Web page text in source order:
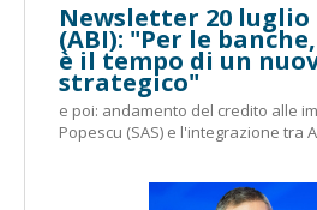
Newsletter 20 luglio
(ABI): "Per le
è il tempo di un
strategico"
e poi: andamento del credito alle
Popescu (SAS) e l'integrazione tra